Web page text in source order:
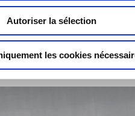
Autoriser la sélection
les cookies
PRENDRE RENDEZ-
VOUS